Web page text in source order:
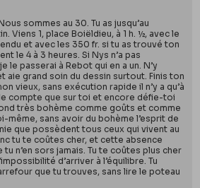
sommes au 30. Tu as jusqu’au
Viens 1, place Boiëldieu, à 1 h. ½, avec le
et avec les 350 fr. si tu as trouvé ton
le 4 à 3 heures. Si Nys n’a pas
le passerai à Rebot qui en a un. N’y
aie grand soin du dessin surtout. Finis ton
vieux, sans exécution rapide il n’y a qu’à
compte que sur toi et encore défie-toi
très bohème comme goûts et comme
sans avoir du bohème l’esprit de
que possèdent tous ceux qui vivent au
tu te coûtes cher, et cette absence
tu n’en sors jamais. Tu te coûtes plus cher
d’arriver à l’équilibre. Tu
que tu trouves, sans lire le poteau